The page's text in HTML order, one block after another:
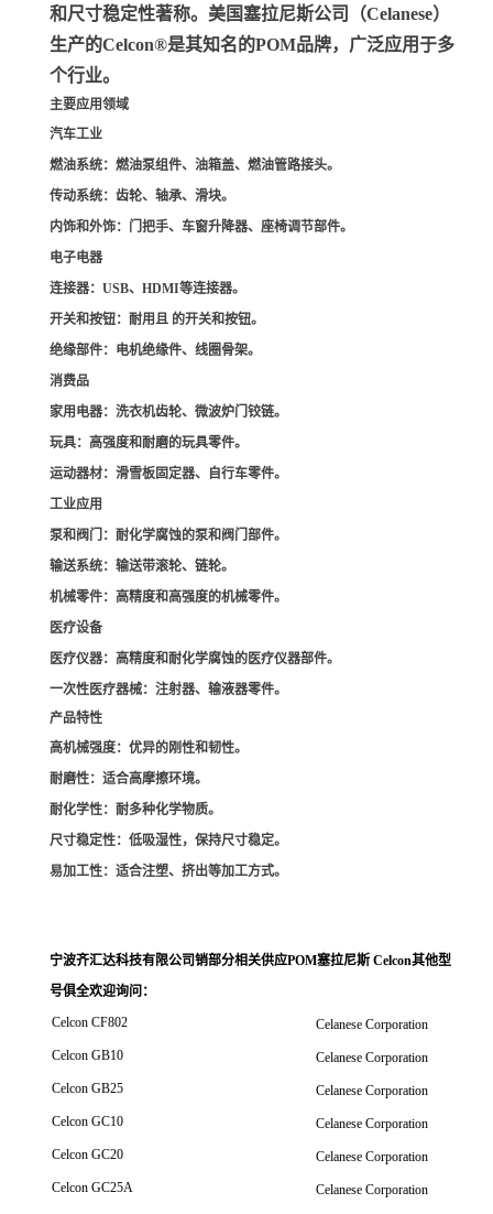
和尺寸稳定性著称。美国塞拉尼斯公司（Celanese）
生产的Celcon®是其知名的POM品牌，广泛应用于多
个行业。
主要应用领域
汽车工业
燃油系统：燃油泵组件、油箱盖、燃油管路接头。
传动系统：齿轮、轴承、滑块。
内饰和外饰：门把手、车窗升降器、座椅调节部件。
电子电器
连接器：USB、HDMI等连接器。
开关和按钮：耐用且 的开关和按钮。
绝缘部件：电机绝缘件、线圈骨架。
消费品
家用电器：洗衣机齿轮、微波炉门铰链。
玩具：高强度和耐磨的玩具零件。
运动器材：滑雪板固定器、自行车零件。
工业应用
泵和阀门 ：耐化学腐蚀的泵和阀门部件。
输送系统：输送带滚轮、链轮。
机械零件：高精度和高强度的机械零件。
医疗设备
医疗仪器：高精度和耐化学腐蚀的医疗仪器部件。
一次性医疗器械：注射器、输液器零件。
产品特性
高机械强度：优异的刚性和韧性。
耐磨性：适合高摩擦环境。
耐化学性：耐多种化学物质。
尺寸稳定性：低吸湿性，保持尺寸稳定。
易加工性：适合注塑、挤出等加工方式。
宁波齐汇达科技有限公司销部分相关供应POM塞拉尼斯 Celcon其他型
号俱全欢迎询问 ：
Celcon CF802
Celanese Corporation
Celcon GB10
Celanese Corporation
Celcon GB25
Celanese Corporation
Celcon GC10
Celanese Corporation
Celcon GC20
Celanese Corporation
Celcon GC25A
Celanese Corporation